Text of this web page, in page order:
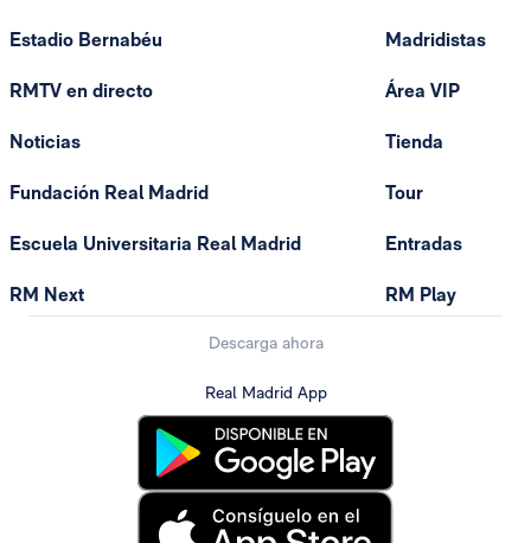
Estadio Bernabéu
RMTV en directo
Noticias
Fundación Real Madrid
Escuela Universitaria Real Madrid
RM Next
Madridistas
Área VIP
Tienda
Tour
Entradas
RM Play
Descarga ahora
Real Madrid App